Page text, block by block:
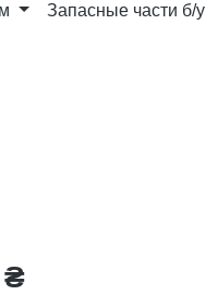
Запасные части б/у
₴